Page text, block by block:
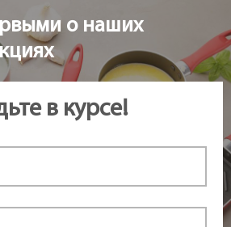
о наших
в курсе!